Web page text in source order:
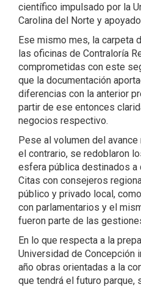
científico impulsado por la
Carolina del Norte y
Ese mismo mes, la carpeta
las oficinas de Contraloría
comprometidas con este
que la documentación
diferencias con la anterior
partir de ese entonces
negocios respectivo.
Pese al volumen del
el contrario, se redoblaron
esfera pública destinados a
Citas con consejeros
público y privado local,
con parlamentarios y el
fueron parte de las
En lo que respecta a la
Universidad de Concepción
año obras orientadas a la
que tendrá el futuro parque,